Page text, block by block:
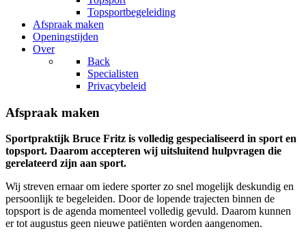
Topsportbegeleiding
Afspraak maken
Openingstijden
Over
Back
Specialisten
Privacybeleid
Afspraak maken
Sportpraktijk Bruce Fritz is volledig gespecialiseerd in sport en
topsport. Daarom accepteren wij uitsluitend hulpvragen die
gerelateerd zijn aan sport.
Wij streven ernaar om iedere sporter zo snel mogelijk deskundig en
persoonlijk te begeleiden. Door de lopende trajecten binnen de
topsport is de agenda momenteel volledig gevuld. Daarom kunnen
er tot augustus geen nieuwe patiënten worden aangenomen.